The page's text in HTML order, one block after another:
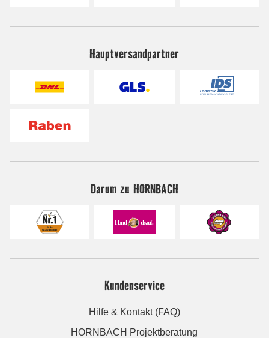
Hauptversandpartner
Darum zu HORNBACH
Kundenservice
Hilfe & Kontakt (FAQ)
HORNBACH Projektberatung